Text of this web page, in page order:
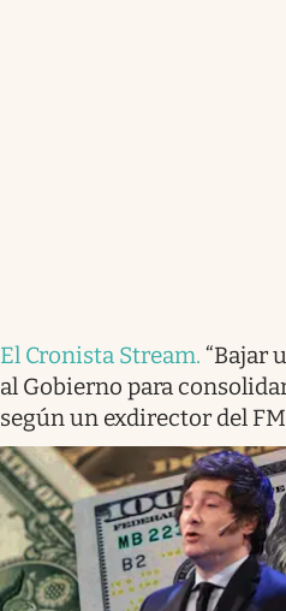
El Cronista Stream. “Bajar
al Gobierno para
según un exdirector del